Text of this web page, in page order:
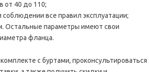
от 40 до 110;
все правил эксплуатации;
Остальные параметры имеют свои
фланца.
с буртами, проконсультироваться